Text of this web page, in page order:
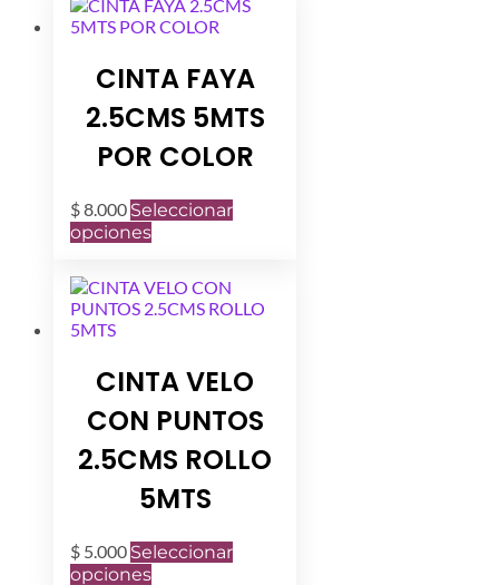
CINTA FAYA
2.5CMS 5MTS
POR COLOR
$8.000 Seleccionar
opciones
múltiples
variantes.
se
elegir
la
página
de
CINTA VELO
CON PUNTOS
2.5CMS ROLLO
5MTS
$ 5.000 Seleccionar
opciones